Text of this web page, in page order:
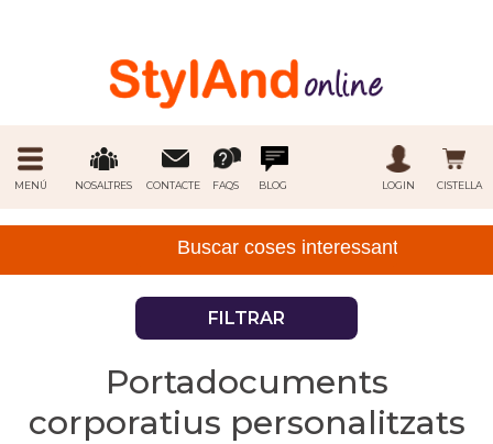
MENÚ NOSALTRES CONTACTE FAQS BLOG CISTELLA
LOGIN
FILTRAR
Portadocuments
corporatius personalitzats